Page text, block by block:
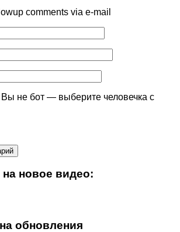
comments via e-mail
Вы не бот — выберите человечка с
новое видео:
обновления